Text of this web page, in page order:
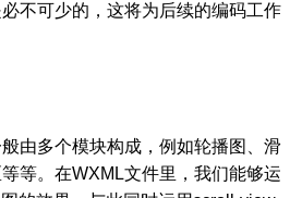
不可少的，这将为后续的编码工作
由多个模块构成，例如轮播图、滑
等。在WXML文件里，我们能够运